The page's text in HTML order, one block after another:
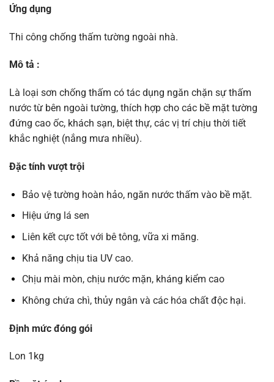
Ứng dụng
Thi công chống thấm tường ngoài nhà.
Mô tả :
Là loại sơn chống thấm có tác dụng ngăn chặn sự thấm
nước từ bên ngoài tường, thích hợp cho các bề mặt tường
đứng cao ốc, khách sạn, biệt thự, các vị trí chịu thời tiết
khắc nghiệt (nắng mưa nhiều).
Đặc tính vượt trội
Bảo vệ tường hoàn hảo, ngăn nước thấm vào bề mặt.
Hiệu ứng lá sen
Liên kết cực tốt với bê tông, vữa xi măng.
Khả năng chịu tia UV cao.
Chịu mài mòn, chịu nước mặn, kháng kiểm cao
Không chứa chì, thủy ngân và các hóa chất độc hại.
Định mức đóng gói
Lon 1kg